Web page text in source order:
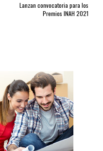
Lanzan convocatoria para los
Premios INAH 2021